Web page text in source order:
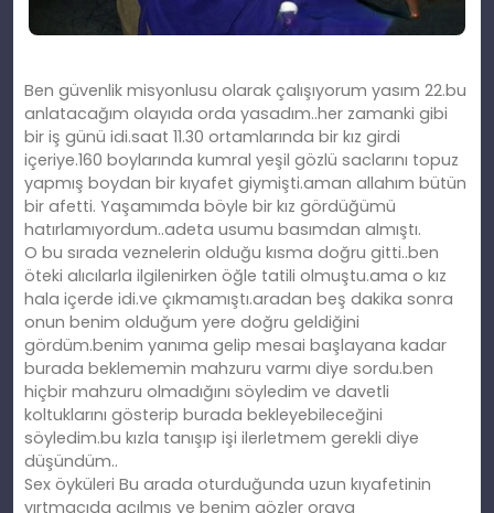
Ben güvenlik misyonlusu olarak çalışıyorum yasım 22.bu
anlatacağım olayıda orda yasadım..her zamanki gibi
bir iş günü idi.saat 11.30 ortamlarında bir kız girdi
içeriye.160 boylarında kumral yeşil gözlü saclarını topuz
yapmış boydan bir kıyafet giymişti.aman allahım bütün
bir afetti. Yaşamımda böyle bir kız gördüğümü
hatırlamıyordum..adeta usumu basımdan almıştı.
O bu sırada veznelerin olduğu kısma doğru gitti..ben
öteki alıcılarla ilgilenirken öğle tatili olmuştu.ama o kız
hala içerde idi.ve çıkmamıştı.aradan beş dakika sonra
onun benim olduğum yere doğru geldiğini
gördüm.benim yanıma gelip mesai başlayana kadar
burada beklememin mahzuru varmı diye sordu.ben
hiçbir mahzuru olmadığını söyledim ve davetli
koltuklarını gösterip burada bekleyebileceğini
söyledim.bu kızla tanışıp işi ilerletmem gerekli diye
düşündüm..
Sex öyküleri Bu arada oturduğunda uzun kıyafetinin
yırtmacıda açılmış ve benim gözler oraya